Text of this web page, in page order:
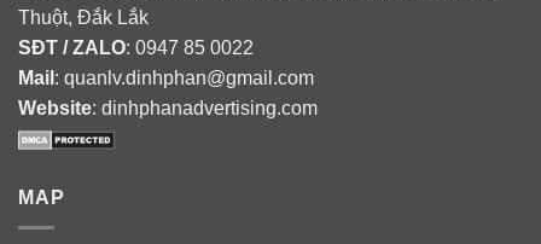
Thuột, Đắk Lắk
SĐT / ZALO: 0947 85 0022
Mail : quanlv.dinhphan@gmail.com
Website: dinhphanadvertising.com
MAP